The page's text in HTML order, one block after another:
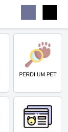
PERDI UM PET